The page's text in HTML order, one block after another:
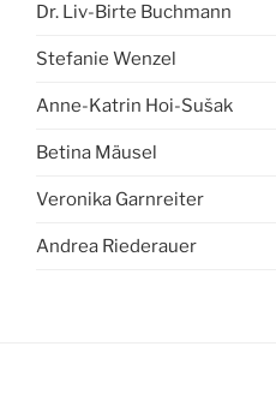
Dr. Liv-Birte Buchmann
Stefanie Wenzel
Anne-Katrin Hoi-Sušak
Betina Mäusel
Veronika Garnreiter
Andrea Riederauer